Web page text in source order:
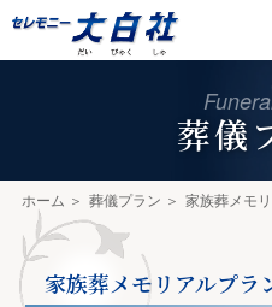
葬儀
ホーム 葬儀プラン 家族葬メモ
家族葬メモリアルプラ